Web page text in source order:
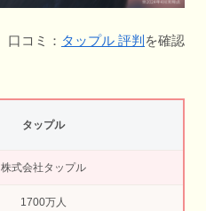
口コミ： タップル 評判 を確認
タップル
株式会社タップル
1700万人